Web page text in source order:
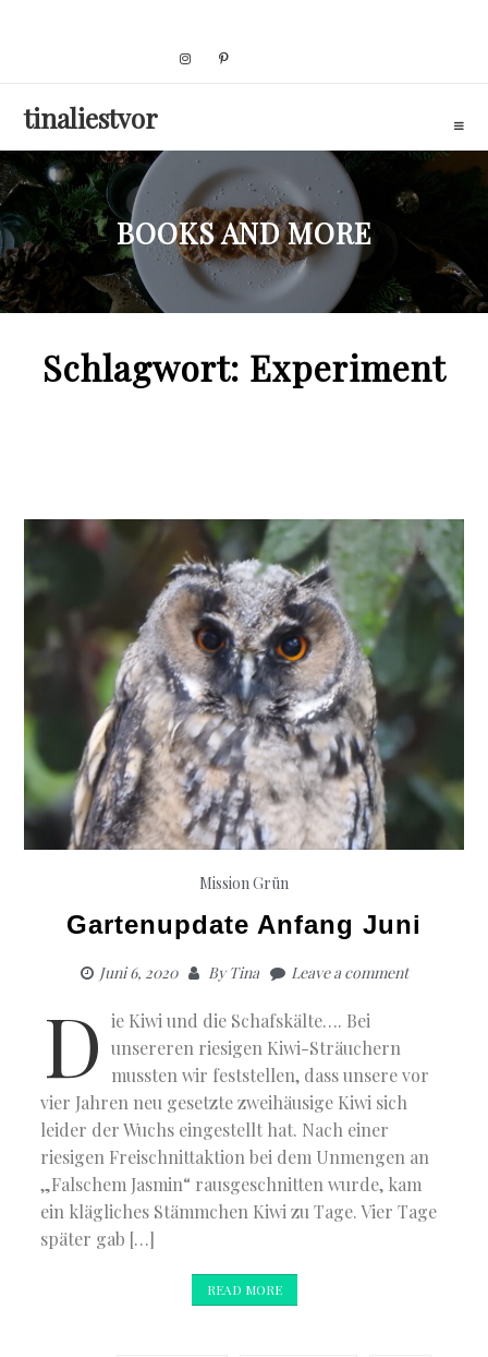
tinaliestvor
BOOKS AND MORE
Schlagwort: Experiment
Mission Grün
Gartenupdate Anfang Juni
Juni 6, 2020 ByTina Leave a comment
D ie Kiwi und die Schafskälte…. Bei
unsereren riesigen Kiwi-Sträuchern
mussten wir feststellen, dass unsere vor
vier Jahren neu gesetzte zweihäusige Kiwi sich
leider der Wuchs eingestellt hat. Nach einer
riesigen Freischnittaktion bei dem Unmengen an
„Falschem Jasmin“ rausgeschnitten wurde, kam
ein klägliches Stämmchen Kiwi zu Tage. Vier Tage
später gab […]
READ MORE